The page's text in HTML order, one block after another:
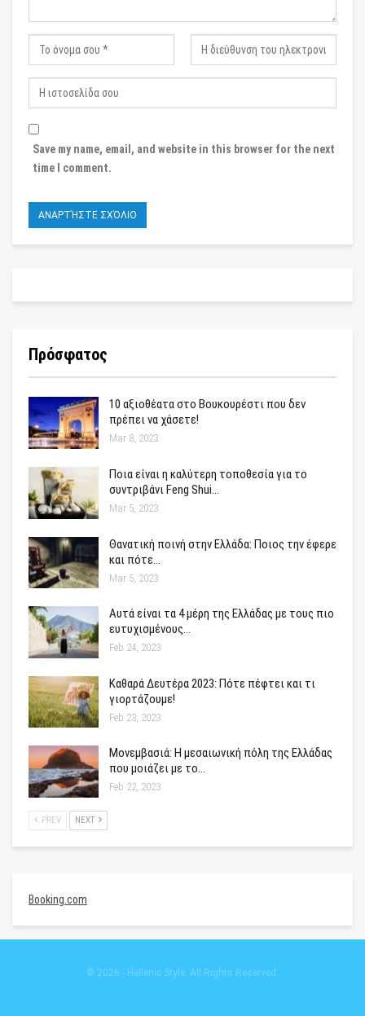
Save my name, email, and website in this browser for the next
time I comment.
Πρόσφατος
10 αξιοθέατα στο Βουκουρέστι που δεν
πρέπει να χάσετε!
Mar 8, 2023
Ποια είναι η καλύτερη τοποθεσία για το
συντριβάνι Feng Shui…
Mar 5, 2023
Θανατική ποινή στην Ελλάδα: Ποιος την έφερε
και πότε…
Mar 5, 2023
Αυτά είναι τα 4 μέρη της Ελλάδας με τους πιο
ευτυχισμένους…
Feb 24, 2023
Καθαρά Δευτέρα 2023: Πότε πέφτει και τι
γιορτάζουμε!
Feb 23, 2023
Μονεμβασιά: Η μεσαιωνική πόλη της Ελλάδας
που μοιάζει με το…
Feb 22, 2023
PREV NEXT
Booking.com
© 2026 - Hellenic Style. All Rights Reserved.